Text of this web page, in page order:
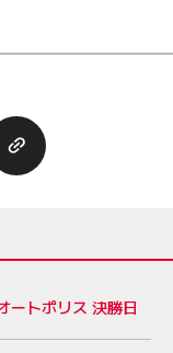
ートポリス 決勝日